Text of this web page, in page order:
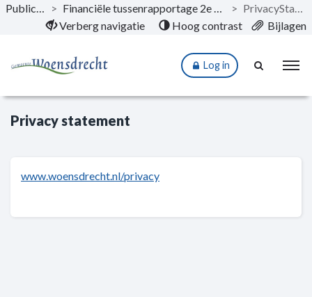
Naar hoofdinhoud
Publicaties > Financiële tussenrapportage 2e kwartaal 2023 >
PrivacyStatement
Verberg navigatie
Hoog contrast Bijlagen
Log in
Privacy statement
www.woensdrecht.nl/privacy